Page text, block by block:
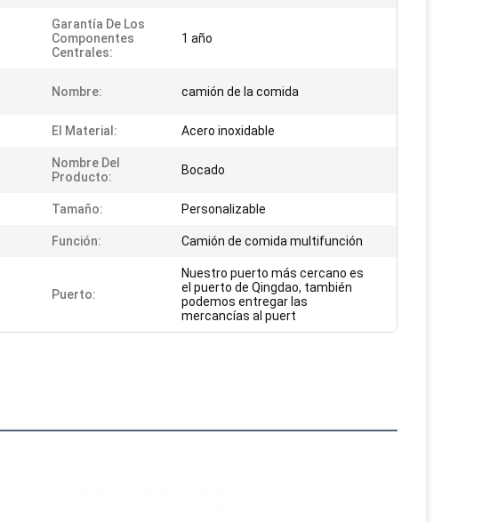
Garantía De Los
Componentes
Centrales:
1 año
Nombre: camión de la comida
El Material: Acero inoxidable
Nombre Del
Producto:
Bocado
Tamaño: Personalizable
Función: Camión de comida multifunción
Puerto:
Nuestro puerto más cercano es
el puerto de Qingdao, también
podemos entregar las
mercancías al puert